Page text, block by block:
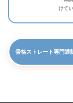
けてい
骨格ストレート専門通